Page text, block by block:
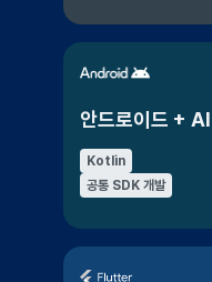
안드로이드 + AI
Kotlin
공통 SDK 개발